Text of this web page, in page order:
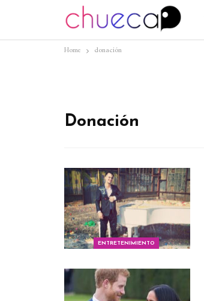
Home donación
Donación
ENTRETENIMIENTO